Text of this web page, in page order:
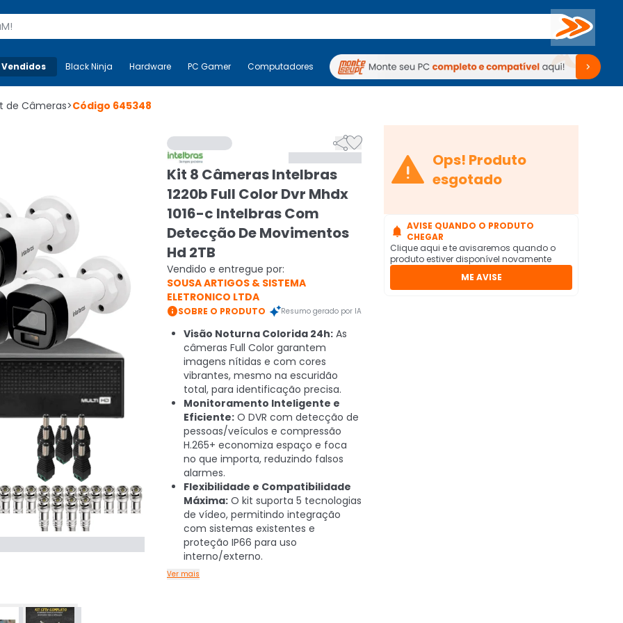
Buscar
Mais-v- Black Ninja Hardware PC Gamer Computadores Periféricos TV Venda no KaBuM!
Black Ninja Hardware PC Gamer Computadores Periféricos TV Venda no KaBuM!
de Câmeras>Código 645348

Kit 8 Câmeras Intelbras
1220b Full Color Dvr Mhdx
1016-c Intelbras Com
Detecção De Movimentos
Hd 2TB
Vendido e entregue por:
SOUSA ARTIGOS & SISTEMA
ELETRONICO LTDA
SOBRE O PRODUTO Resumo gerado por IA
Visão Noturna Colorida 24h: As
câmeras Full Color garantem
imagens nítidas e com cores
vibrantes, mesmo na escuridão
total, para identificação precisa.
Monitoramento Inteligente e
Eficiente: O DVR com detecção de
pessoas/veículos e compressão
H.265+ economiza espaço e foca
no que importa, reduzindo falsos
alarmes.
Flexibilidade e Compatibilidade
Máxima: O kit suporta 5 tecnologias
de vídeo, permitindo integração
com sistemas existentes e
proteção IP66 para uso
interno/externo.
Ver mais
 Ops! Produto
esgotado
 AVISE QUANDO O PRODUTO
CHEGAR
Clique aqui e te avisaremos quando o
produto estiver disponível novamente
ME AVISE